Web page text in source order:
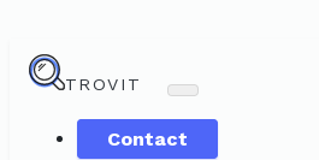
TROVIT
Contact